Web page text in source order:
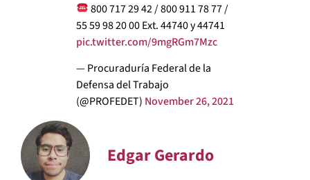
800 717 29 42 / 800 911 78 77 /
55 59 98 20 00 Ext. 44740 y 44741
pic.twitter.com/9mgRGm7Mzc
— Procuraduría Federal de la
Defensa del Trabajo
(@PROFEDET) November 26, 2021
Edgar Gerardo